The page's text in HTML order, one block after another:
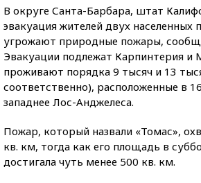
В округе Санта-Барбара, штат
эвакуация жителей двух
угрожают природные пожары,
Эвакуации подлежат Карпинтерия и
проживают порядка 9 тысяч и 13
соответственно), расположенные в
западнее Лос-Анджелеса.
Пожар, который назвали «Томас»,
кв. км, тогда как его площадь в
достигала чуть менее 500 кв. км.